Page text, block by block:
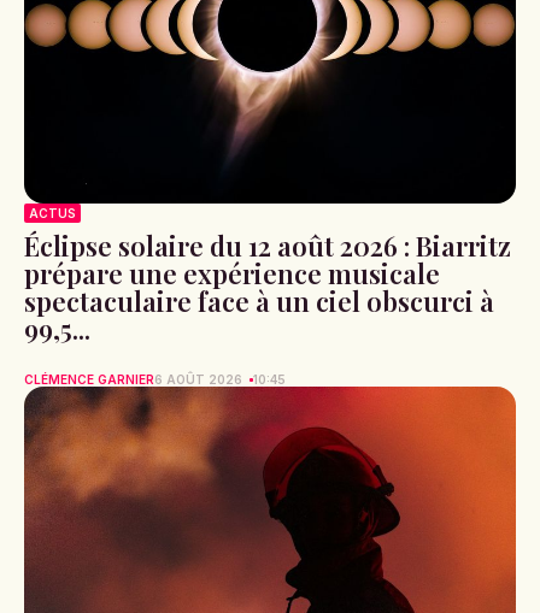
ACTUS
Éclipse solaire du 12 août 2026 : Biarritz
prépare une expérience musicale
spectaculaire face à un ciel obscurci à
99,5...
CLÉMENCE GARNIER6 AOÛT 2026 10:45